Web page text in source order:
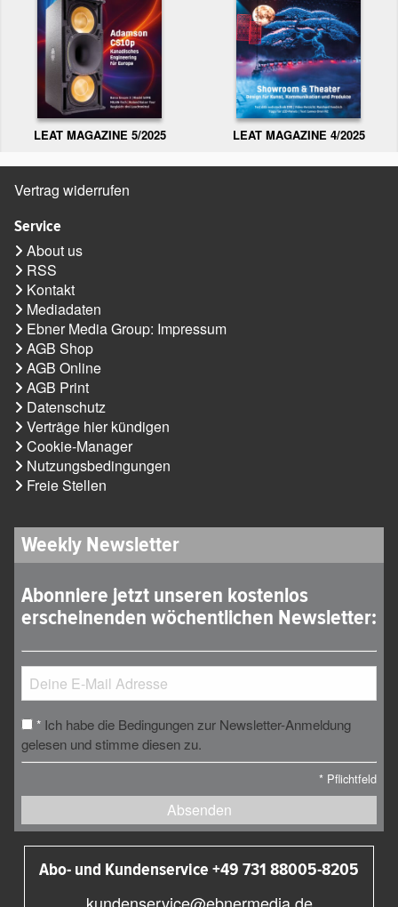
LEAT MAGAZINE 5/2025 LEAT MAGAZINE 4/2025
Vertrag widerrufen
Service
About us
RSS
Kontakt
Mediadaten
Ebner Media Group: Impressum
AGB Shop
AGB Online
AGB Print
Datenschutz
Verträge hier kündigen
Cookie-Manager
Nutzungsbedingungen
Freie Stellen
Weekly Newsletter
Abonniere jetzt unseren kostenlos
erscheinenden wöchentlichen Newsletter:
* Ich habe die Bedingungen zur Newsletter-Anmeldung
gelesen und stimme diesen zu.
* Pflichtfeld
Absenden
Abo- und Kundenservice +49 731 88005-8205